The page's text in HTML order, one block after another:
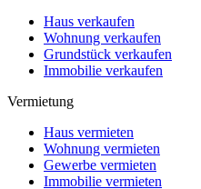
Haus verkaufen
Wohnung verkaufen
Grundstück verkaufen
Immobilie verkaufen
Vermietung
Haus vermieten
Wohnung vermieten
Gewerbe vermieten
Immobilie vermieten